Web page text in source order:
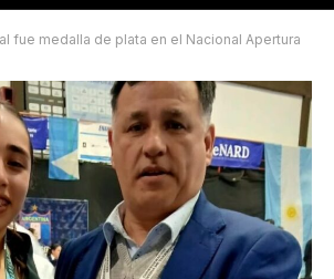
fue medalla de plata en el Nacional Apertura